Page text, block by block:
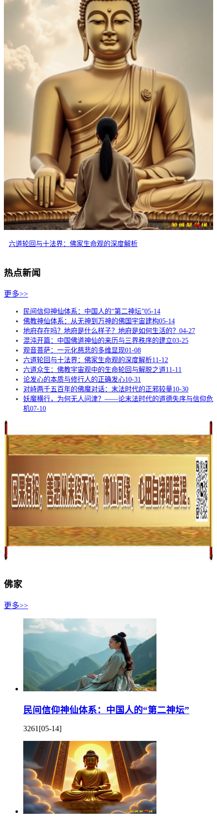
六道轮回与十法界：佛家生命观的深度解析
热点新闻
更多>>
民间信仰神仙体系：中国人的“第二神坛”05-14
佛教神仙体系：从无神到万神的佛国宇宙建构05-14
地府存在吗？地府是什么样子？地府是如何生活的？ 04-27
混沌开篇：中国佛道神仙的来历与三界秩序的建立03-25
观音菩萨：一元化慈悲的多维显现01-08
六道轮回与十法界：佛家生命观的深度解析11-12
六道众生：佛教宇宙观中的生命轮回与解脱之道11-11
论发心的本质与修行人的正确发心10-31
对峙两千五百年的佛魔对话：末法时代的正邪较量10-30
妖魔横行，为何无人问津？——论末法时代的道德失序与信仰危
机07-10
佛家
更多>>
民间信仰神仙体系：中国人的“第二神坛”
3261 [05-14]